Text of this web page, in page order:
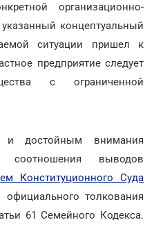
организационно-
концептуальный
ситуации пришел к
предприятие следует
с ограниченной
достойным внимания
соотношения выводов
Конституционного Суда
официального толкования
61 Семейного Кодекса.